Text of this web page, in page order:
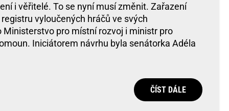
i věřitelé. To se nyní musí změnit. Zařazení
vyloučených hráčů ve svých
Ministerstvo pro místní rozvoj i ministr pro
Iniciátorem návrhu byla senátorka Adéla
ČÍST DÁLE